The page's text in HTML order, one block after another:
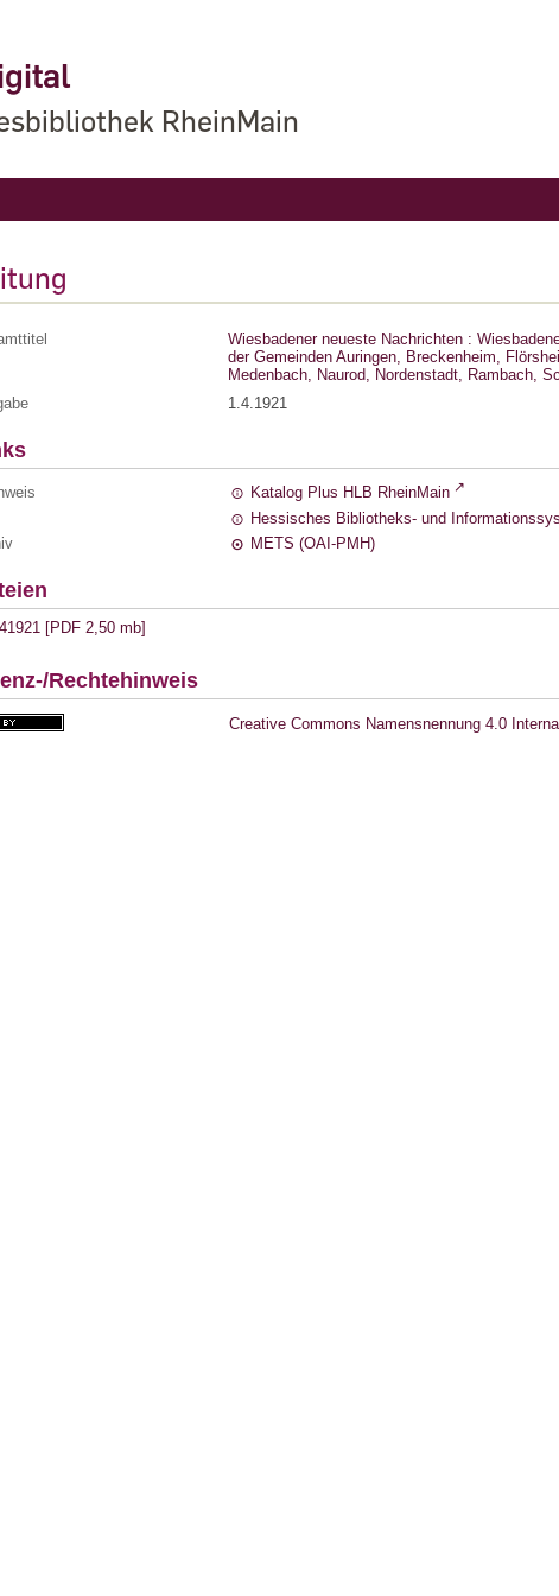
RheinMain
Wiesbadener neueste Nachrichten :
der Gemeinden Auringen, Breckenheim,
Medenbach, Naurod, Nordenstadt, Rambach,
1.4.1921
Katalog Plus HLB RheinMain
Hessisches Bibliotheks- und
METS (OAI-PMH)
[PDF 2,50 mb]
Rechtehinweis
Creative Commons Namensnennung 4.0